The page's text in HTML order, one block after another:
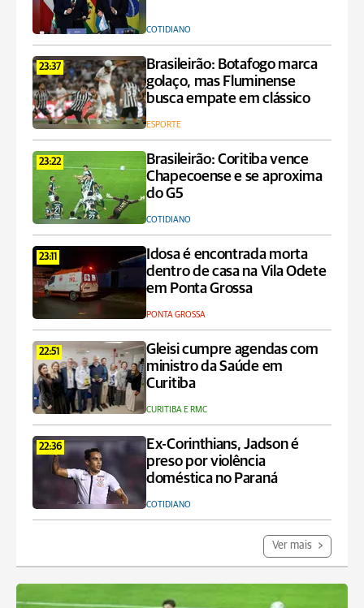
COTIDIANO
23:37
Brasileirão: Botafogo marca
golaço, mas Fluminense
busca empate em clássico
ESPORTE
23:22
Brasileirão: Coritiba vence
Chapecoense e se aproxima
do G5
COTIDIANO
23:11
Idosa é encontrada morta
dentro de casa na Vila Odete
em Ponta Grossa
PONTA GROSSA
22:51
Gleisi cumpre agendas com
ministro da Saúde em
Curitiba
CURITIBA E RMC
22:36
Ex-Corinthians, Jadson é
preso por violência
doméstica no Paraná
COTIDIANO
Ver mais